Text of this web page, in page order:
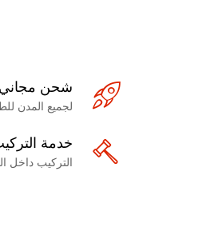
شحن مجاني
لجميع المدن
خدمة
التركيب داخل الرياض فقط